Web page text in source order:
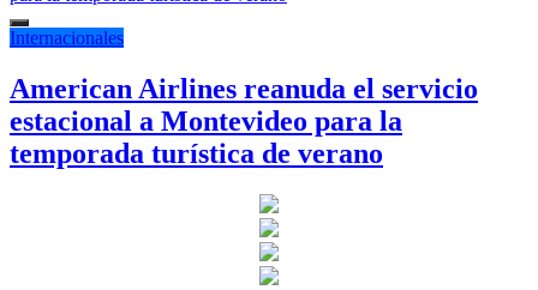
Internacionales
American Airlines reanuda el servicio
estacional a Montevideo para la
temporada turística de verano